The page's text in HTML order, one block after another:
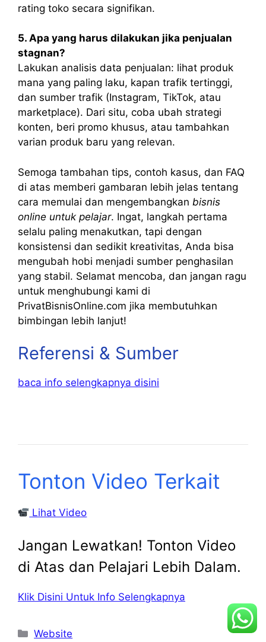
rating toko secara signifikan.
5. Apa yang harus dilakukan jika penjualan
stagnan?
Lakukan analisis data penjualan: lihat produk
mana yang paling laku, kapan trafik tertinggi,
dan sumber trafik (Instagram, TikTok, atau
marketplace). Dari situ, coba ubah strategi
konten, beri promo khusus, atau tambahkan
varian produk baru yang relevan.
Semoga tambahan tips, contoh kasus, dan FAQ
di atas memberi gambaran lebih jelas tentang
cara memulai dan mengembangkan bisnis
online untuk pelajar. Ingat, langkah pertama
selalu paling menakutkan, tapi dengan
konsistensi dan sedikit kreativitas, Anda bisa
mengubah hobi menjadi sumber penghasilan
yang stabil. Selamat mencoba, dan jangan ragu
untuk menghubungi kami di
PrivatBisnisOnline.com jika membutuhkan
bimbingan lebih lanjut!
Referensi & Sumber
baca info selengkapnya disini
Tonton Video Terkait
Lihat Video
Jangan Lewatkan! Tonton Video
di Atas dan Pelajari Lebih Dalam.
Klik Disini Untuk Info Selengkapnya
Kategori
Website